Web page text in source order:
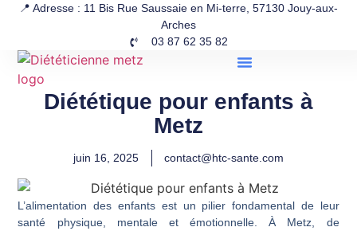
📍 Adresse : 11 Bis Rue Saussaie en Mi-terre, 57130 Jouy-aux-
Arches
03 87 62 35 82
Diététique pour enfants à
Metz
juin 16, 2025 contact@htc-sante.com
L’alimentation des enfants est un pilier fondamental de leur
santé physique, mentale et émotionnelle. À Metz, de